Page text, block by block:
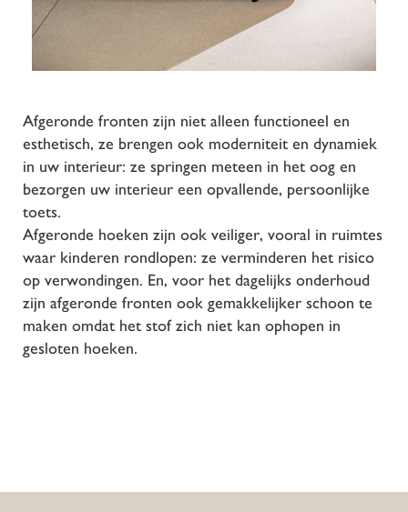
Afgeronde fronten zijn niet alleen functioneel en
esthetisch, ze brengen ook moderniteit en dynamiek
in uw interieur: ze springen meteen in het oog en
bezorgen uw interieur een opvallende, persoonlijke
toets.
Afgeronde hoeken zijn ook veiliger, vooral in ruimtes
waar kinderen rondlopen: ze verminderen het risico
op verwondingen. En, voor het dagelijks onderhoud
zijn afgeronde fronten ook gemakkelijker schoon te
maken omdat het stof zich niet kan ophopen in
gesloten hoeken.